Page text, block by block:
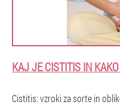
KAJ JE CISTITIS IN
Cistitis: vzroki za sorte in